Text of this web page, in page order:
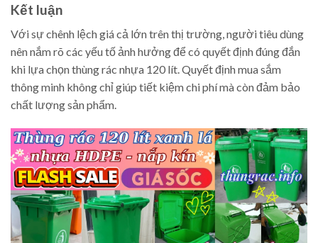
Kết luận
Với sự chênh lệch giá cả lớn trên thị trường, người tiêu dùng
nên nắm rõ các yếu tố ảnh hưởng để có quyết định đúng đắn
khi lựa chọn thùng rác nhựa 120 lít. Quyết định mua sắm
thông minh không chỉ giúp tiết kiệm chi phí mà còn đảm bảo
chất lượng sản phẩm.